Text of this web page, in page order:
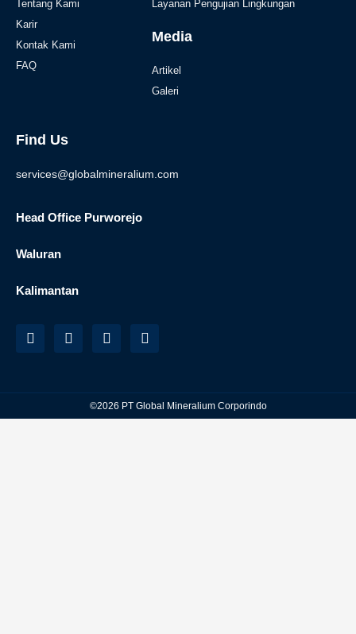
Tentang Kami
Karir
Kontak Kami
FAQ
Layanan Pengujian Lingkungan
Media
Artikel
Galeri
Find Us
services@globalmineralium.com
Head Office Purworejo
Waluran
Kalimantan
©2026 PT Global Mineralium Corporindo